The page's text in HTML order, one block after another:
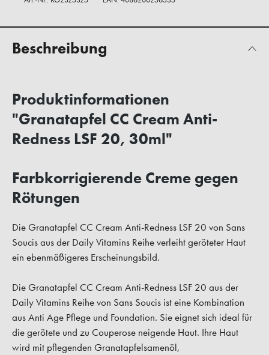
Beschreibung
Produktinformationen
"Granatapfel CC Cream Anti-
Redness LSF 20, 30ml"
Farbkorrigierende Creme gegen
Rötungen
Die Granatapfel CC Cream Anti-Redness LSF 20 von Sans
Soucis aus der Daily Vitamins Reihe verleiht geröteter Haut
ein ebenmäßigeres Erscheinungsbild.
Die Granatapfel CC Cream Anti-Redness LSF 20 aus der
Daily Vitamins Reihe von Sans Soucis ist eine Kombination
aus Anti Age Pflege und Foundation. Sie eignet sich ideal für
die gerötete und zu Couperose neigende Haut. Ihre Haut
wird mit pflegenden Granatapfelsamenöl,